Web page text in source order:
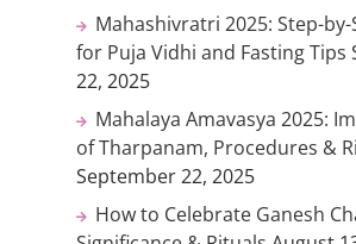
Mahashivratri 2025: Step-
for Puja Vidhi and Fasting Tips
22, 2025
Mahalaya Amavasya 2025:
of Tharpanam, Procedures &
September 22, 2025
How to Celebrate Ganesh